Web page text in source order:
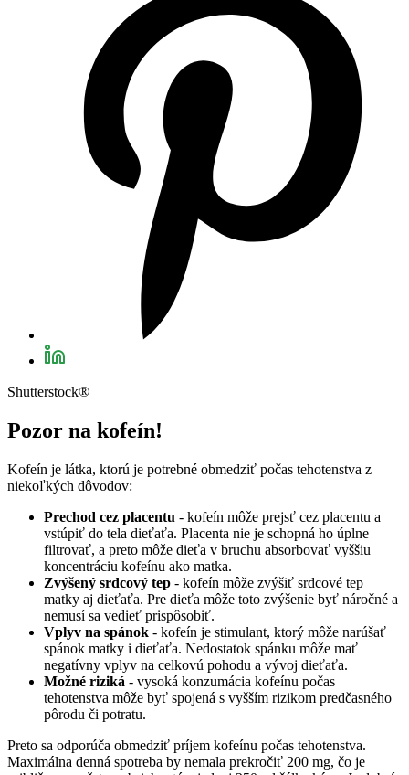
Shutterstock®
Pozor na kofeín!
Kofeín je látka, ktorú je potrebné obmedziť počas tehotenstva z
niekoľkých dôvodov:
Prechod cez placentu - kofeín môže prejsť cez placentu a
vstúpiť do tela dieťaťa. Placenta nie je schopná ho úplne
filtrovať, a preto môže dieťa v bruchu absorbovať vyššiu
koncentráciu kofeínu ako matka.
Zvýšený srdcový tep - kofeín môže zvýšiť srdcové tep
matky aj dieťaťa. Pre dieťa môže toto zvýšenie byť náročné a
nemusí sa vedieť prispôsobiť.
Vplyv na spánok - kofeín je stimulant, ktorý môže narúšať
spánok matky i dieťaťa. Nedostatok spánku môže mať
negatívny vplyv na celkovú pohodu a vývoj dieťaťa.
Možné riziká - vysoká konzumácia kofeínu počas
tehotenstva môže byť spojená s vyšším rizikom predčasného
pôrodu či potratu.
Preto sa odporúča obmedziť príjem kofeínu počas tehotenstva.
Maximálna denná spotreba by nemala prekročiť 200 mg, čo je